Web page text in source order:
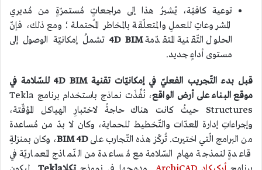
توعية كافيّة، يُشيرُ هذا إلى مراجعاتٍ مُستمرّةٍ من مُديري
المشروعاتِ للعملِ والمتعلّقة بالمخاطر المُحتملة؛ ومع ذلك، فإنّ
الحلول التّقنية المتقدّمة4D BIM تشملُ إمكانيّة الوصول إلى
مستوى أداءٍ جديد.
قبل بدء التّجريب الفعليّ في إمكانيّات تقنية 4D BIM للسّلامة في
موقع البناء على أرض الواقع
، نُفِّذَت نماذج باستخدام برنامج Tekla
Structures حيثُ كانت هناك حاجةً لاختبارِ الهياكل المؤقّتة،
وإجراءاتِ إدارة المعدّات والتّخطيط للحماية، وكان لا بدّ من مُساعدة
من البرامج الّتي اختيرت. تُركّز هذه التّجارب علىBIM 4D، وكان بمنزلةِ
قاعدةٍ لنمذجة مهام السّلامة مع مُساعدة من النّماذج المعماريّة في